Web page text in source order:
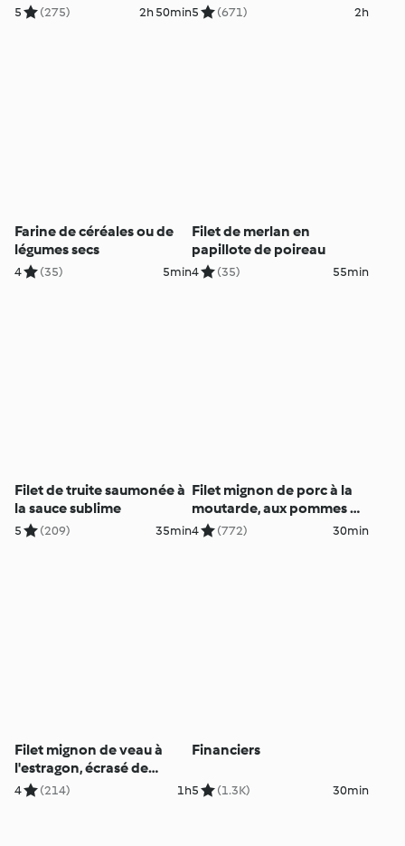
5 (275) 2h 50min5 (671) 2h
Farine de céréales ou de
légumes secs
4 (35) 5min
Filet de merlan en
papillote de poireau
4 (35) 55min
Filet de truite saumonée à
la sauce sublime
5 (209) 35min
Filet mignon de porc à la
moutarde, aux pommes de
terre et au brocoli
4 (772) 30min
Filet mignon de veau à
l'estragon, écrasé de
pomme de terre à l'huile
4 (214) 1h
Financiers
5 (1.3K) 30min